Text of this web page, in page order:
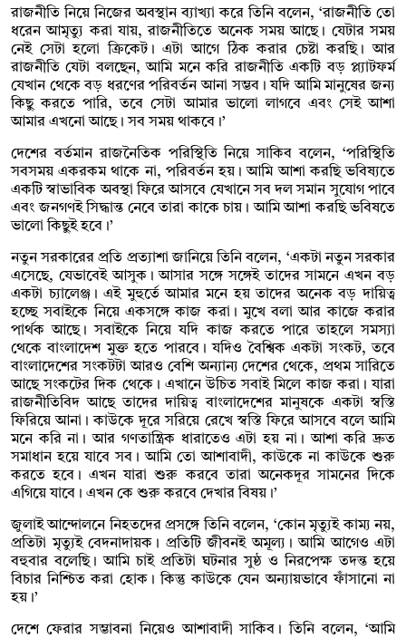
রাজনীতি নিয়ে নিজের অবস্থান ব্যাখ্যা করে তিনি বলেন, ‘রাজনীতি তো
ধরেন আমৃত্যু করা যায়, রাজনীতিতে অনেক সময় আছে। যেটার সময়
নেই সেটা হলো ক্রিকেট। এটা আগে ঠিক করার চেষ্টা করছি। আর
রাজনীতি যেটা বলছেন, আমি মনে করি রাজনীতি একটি বড় প্ল্যাটফর্ম
যেখান থেকে বড় ধরণের পরিবর্তন আনা সম্ভব। যদি আমি মানুষের জন্য
কিছু করতে পারি, তবে সেটা আমার ভালো লাগবে এবং সেই আশা
আমার এখনো আছে। সব সময় থাকবে।’
দেশের বর্তমান রাজনৈতিক পরিস্থিতি নিয়ে সাকিব বলেন, ‘পরিস্থিতি
সবসময় একরকম থাকে না, পরিবর্তন হয়। আমি আশা করছি ভবিষ্যতে
একটি স্বাভাবিক অবস্থা ফিরে আসবে যেখানে সব দল সমান সুযোগ পাবে
এবং জনগণই সিদ্ধান্ত নেবে তারা কাকে চায়। আমি আশা করছি ভবিষতে
ভালো কিছুই হবে।’
নতুন সরকারের প্রতি প্রত্যাশা জানিয়ে তিনি বলেন, ‘একটা নতুন সরকার
এসেছে, যেভাবেই আসুক। আসার সঙ্গে সঙ্গেই তাদের সামনে এখন বড়
একটা চ্যালেঞ্জ। এই মুহুর্তে আমার মনে হয় তাদের অনেক বড় দায়িত্ব
হচ্ছে সবাইকে নিয়ে একসঙ্গে কাজ করা। মুখে বলা আর কাজে করার
পার্থক আছে। সবাইকে নিয়ে যদি কাজ করতে পারে তাহলে সমস্যা
থেকে বাংলাদেশ মুক্ত হতে পারবে। যদিও বৈশ্বিক একটা সংকট, তবে
বাংলাদেশের সংকটটা আরও বেশি অন্যান্য দেশের থেকে, প্রথম সারিতে
আছে সংকটের দিক থেকে। এখানে উচিত সবাই মিলে কাজ করা। যারা
রাজনীতিবিদ আছে তাদের দায়িত্ব বাংলাদেশের মানুষকে একটা স্বস্তি
ফিরিয়ে আনা। কাউকে দূরে সরিয়ে রেখে স্বস্তি ফিরে আসবে বলে আমি
মনে করি না। আর গণতান্ত্রিক ধারাতেও এটা হয় না। আশা করি দ্রুত
সমাধান হয়ে যাবে সব। আমি তো আশাবাদী, কাউকে না কাউকে শুরু
করতে হবে। এখন যারা শুরু করবে তারা অনেকদূর সামনের দিকে
এগিয়ে যাবে। এখন কে শুরু করবে দেখার বিষয়।’
জুলাই আন্দোলনে নিহতদের প্রসঙ্গে তিনি বলেন, ‘কোন মৃত্যুই কাম্য নয়,
প্রতিটা মৃত্যুই বেদনাদায়ক। প্রতিটি জীবনই অমূল্য। আমি আগেও এটা
বহুবার বলেছি। আমি চাই প্রতিটা ঘটনার সুষ্ঠ ও নিরপেক্ষ তদন্ত হয়ে
বিচার নিশ্চিত করা হোক। কিন্তু কাউকে যেন অন্যায়ভাবে ফাঁসানো না
হয়।’
দেশে ফেরার সম্ভাবনা নিয়েও আশাবাদী সাকিব। তিনি বলেন, ‘আমি